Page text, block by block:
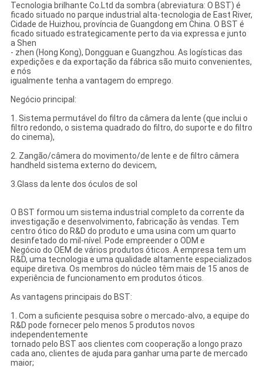
Tecnologia brilhante Co.Ltd da sombra (abreviatura: O BST) é
ficado situado no parque industrial alta-tecnologia de East River,
Cidade de Huizhou, província de Guangdong em China. O BST é
ficado situado estrategicamente perto da via expressa e junto
a Shen
- zhen (Hong Kong), Dongguan e Guangzhou. As logísticas das
expedições e da exportação da fábrica são muito convenientes,
e nós
igualmente tenha a vantagem do emprego.
Negócio principal:
1. Sistema permutável do filtro da câmera da lente (que inclui o
filtro redondo, o sistema quadrado do filtro, do suporte e do filtro
do cinema),
2. Zangão/câmera do movimento/de lente e de filtro câmera
handheld sistema externo do devicem,
3.Glass da lente dos óculos de sol
O BST formou um sistema industrial completo da corrente da
investigação e desenvolvimento, fabricação às vendas. Tem
centro ótico do R&D do produto e uma usina com um quarto
desinfetado do mil-nível. Pode empreender o ODM e
Negócio do OEM de vários produtos óticos. A empresa tem um
R&D, uma tecnologia e uma qualidade altamente especializados
equipe diretiva. Os membros do núcleo têm mais de 15 anos de
experiência de funcionamento em produtos óticos.
As vantagens principais do BST:
1. Com a suficiente pesquisa sobre o mercado-alvo, a equipe do
R&D pode fornecer pelo menos 5 produtos novos
independentemente
tornado pelo BST aos clientes com cooperação a longo prazo
cada ano, clientes de ajuda para ganhar uma parte de mercado
maior;